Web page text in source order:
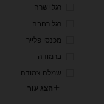
רגל ישרה
רגל רחבה
מכנסי פלייר
ברמודה
שמלה צמודה
הצג עור